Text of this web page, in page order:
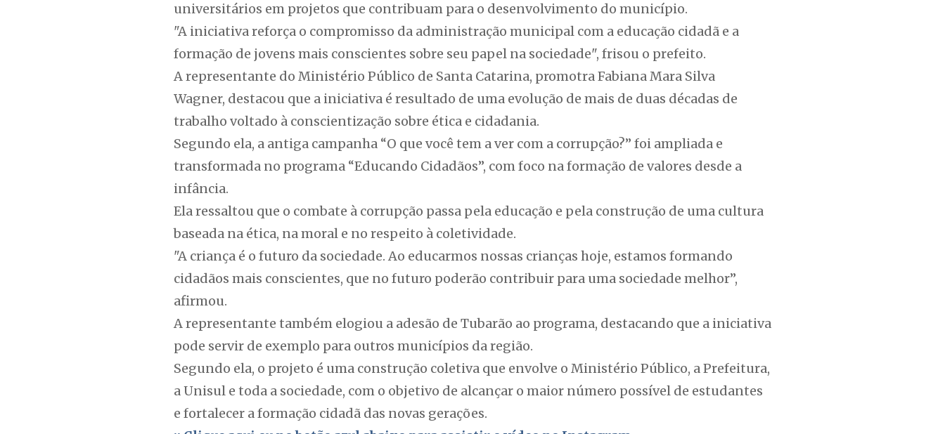
universitários em projetos que contribuam para o desenvolvimento do município.
"A iniciativa reforça o compromisso da administração municipal com a educação cidadã e a
formação de jovens mais conscientes sobre seu papel na sociedade", frisou o prefeito.
A representante do Ministério Público de Santa Catarina, promotra Fabiana Mara Silva
Wagner, destacou que a iniciativa é resultado de uma evolução de mais de duas décadas de
trabalho voltado à conscientização sobre ética e cidadania.
Segundo ela, a antiga campanha “O que você tem a ver com a corrupção?” foi ampliada e
transformada no programa “Educando Cidadãos”, com foco na formação de valores desde a
infância.
Ela ressaltou que o combate à corrupção passa pela educação e pela construção de uma cultura
baseada na ética, na moral e no respeito à coletividade.
"A criança é o futuro da sociedade. Ao educarmos nossas crianças hoje, estamos formando
cidadãos mais conscientes, que no futuro poderão contribuir para uma sociedade melhor”,
afirmou.
A representante também elogiou a adesão de Tubarão ao programa, destacando que a iniciativa
pode servir de exemplo para outros municípios da região.
Segundo ela, o projeto é uma construção coletiva que envolve o Ministério Público, a Prefeitura,
a Unisul e toda a sociedade, com o objetivo de alcançar o maior número possível de estudantes
e fortalecer a formação cidadã das novas gerações.